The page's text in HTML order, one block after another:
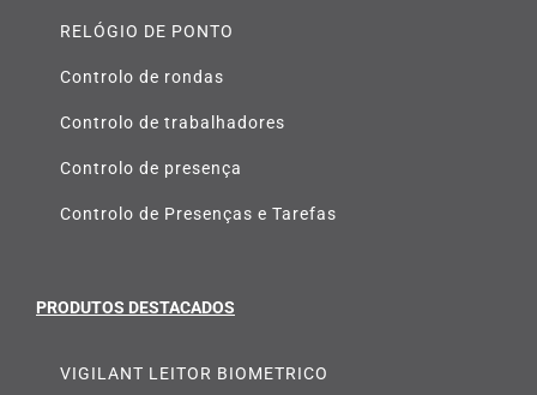
RELÓGIO DE PONTO
Controlo de rondas
Controlo de trabalhadores
Controlo de presença
Controlo de Presenças e Tarefas
PRODUTOS DESTACADOS
VIGILANT LEITOR BIOMETRICO